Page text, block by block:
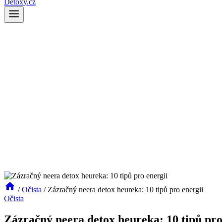
Detoxy.cz
/ Očista / Zázračný neera detox heureka: 10 tipů pro energii
Očista